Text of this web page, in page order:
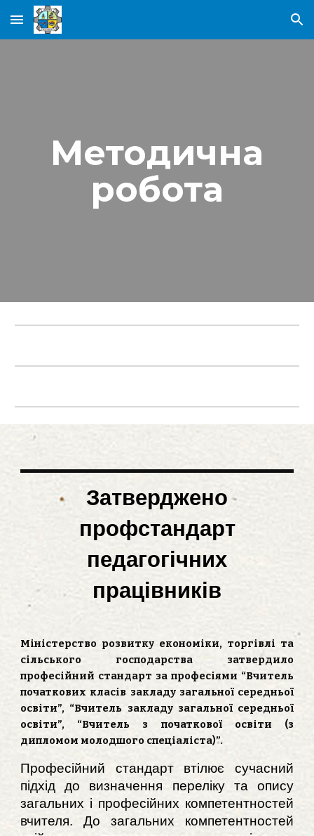
Skip to main content Skip to navigation
Методична
робота
Затверджено
профстандарт
педагогічних
працівників
Міністерство розвитку економіки, торгівлі та
сільського господарства затвердило
професійний стандарт за професіями “Вчитель
початкових класів закладу загальної середньої
освіти”, “Вчитель закладу загальної середньої
освіти”, “Вчитель з початкової освіти (з
дипломом молодшого спеціаліста)”.
Професійний стандарт втілює сучасний
підхід до визначення переліку та опису
загальних і професійних компетентностей
вчителя. До загальних компетентностей